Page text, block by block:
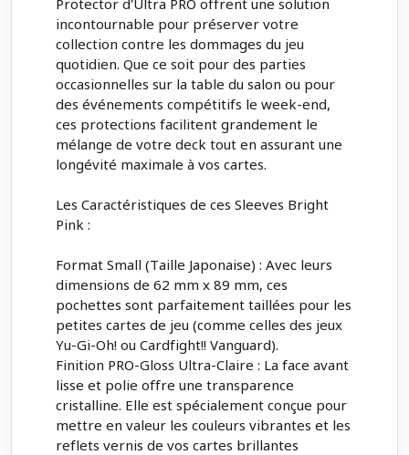
Protector d'Ultra PRO offrent une solution
incontournable pour préserver votre
collection contre les dommages du jeu
quotidien. Que ce soit pour des parties
occasionnelles sur la table du salon ou pour
des événements compétitifs le week-end,
ces protections facilitent grandement le
mélange de votre deck tout en assurant une
longévité maximale à vos cartes.
Les Caractéristiques de ces Sleeves Bright
Pink :
Format Small (Taille Japonaise) : Avec leurs
dimensions de 62 mm x 89 mm, ces
pochettes sont parfaitement taillées pour les
petites cartes de jeu (comme celles des jeux
Yu-Gi-Oh! ou Cardfight!! Vanguard).
Finition PRO-Gloss Ultra-Claire : La face avant
lisse et polie offre une transparence
cristalline. Elle est spécialement conçue pour
mettre en valeur les couleurs vibrantes et les
reflets vernis de vos cartes brillantes